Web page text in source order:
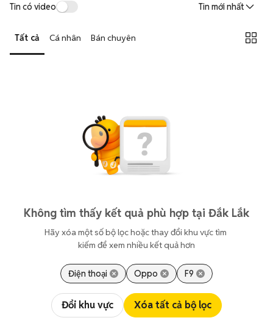
Tin có video Tin mới nhất
Tất cả Cá nhân Bán chuyên
Không tìm thấy kết quả phù hợp tại Đắk Lắk
Hãy xóa một số bộ lọc hoặc thay đổi khu vực tìm
kiếm để xem nhiều kết quả hơn
Điện thoại Oppo F9
Đổi khu vực Xóa tất cả bộ lọc